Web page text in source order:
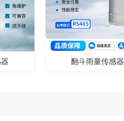
翻斗雨量传感器